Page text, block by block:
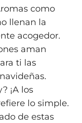
como
llenan la
acogedor.
aman
ti las
¡A los
lo simple.
de estas